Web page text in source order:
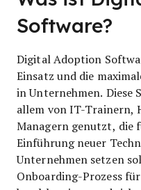
Software?
Digital Adoption
Einsatz und die
in Unternehmen. Diese
allem von IT-Trainern,
Managern genutzt, die
Einführung neuer
Unternehmen setzen
Onboarding-Prozess